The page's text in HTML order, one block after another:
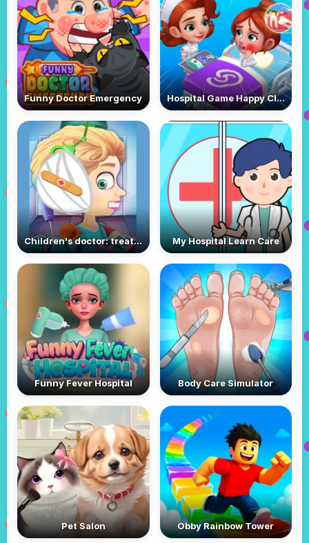
Funny Doctor Emergency Hospital Game Happy Clinic
Children's doctor: treating ears My Hospital Learn Care
Funny Fever Hospital Body Care Simulator
Pet Salon Obby Rainbow Tower